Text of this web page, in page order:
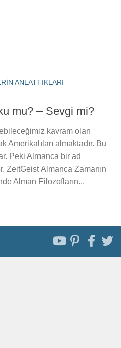
ANLATTIKLARI
mu? – Sevgi mi?
kavram olan
Amerikalıları almaktadır. Bu
Peki Almanca bir ad
ZeitGeist Almanca Zamanın
Alman Filozofların...